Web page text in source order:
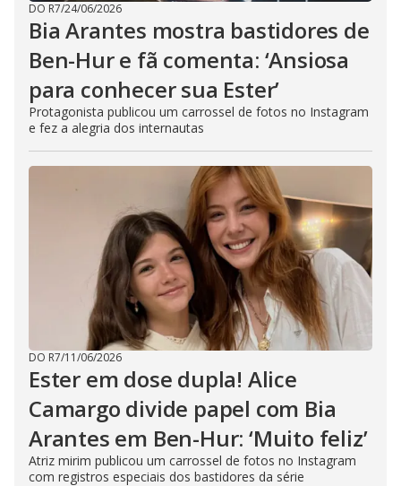
DO R7/24/06/2026
Bia Arantes mostra bastidores de
Ben-Hur e fã comenta: ‘Ansiosa
para conhecer sua Ester’
Protagonista publicou um carrossel de fotos no Instagram
e fez a alegria dos internautas
DO R7/11/06/2026
Ester em dose dupla! Alice
Camargo divide papel com Bia
Arantes em Ben-Hur: ‘Muito feliz’
Atriz mirim publicou um carrossel de fotos no Instagram
com registros especiais dos bastidores da série